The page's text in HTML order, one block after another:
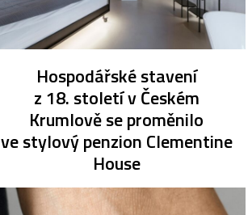
Hospodářské stavení
z 18. století v Českém
Krumlově se proměnilo
ve stylový penzion Clementine
House